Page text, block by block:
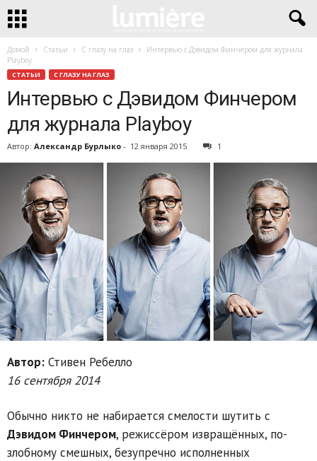
Домой Статьи С глазу на глаз
Интервью с Дэвидом Финчером для журнала
Playboy
СТАТЬИ С ГЛАЗУ НА ГЛАЗ
Интервью с Дэвидом Финчером
для журнала Playboy
Автор: Александр Бурлыко - 12 января 2015 1
Автор: Стивен Ребелло
16 сентября 2014
Обычно никто не набирается смелости шутить с
Дэвидом Финчером, режиссёром извращённых, по-
злобному смешных, безупречно исполненных